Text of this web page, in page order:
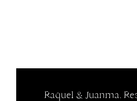
Raquel & Juanma.